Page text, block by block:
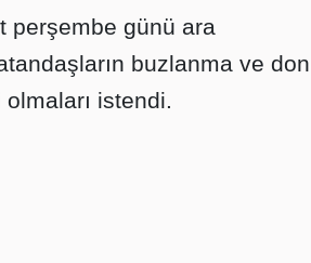
perşembe günü ara
buzlanma ve don
istendi.